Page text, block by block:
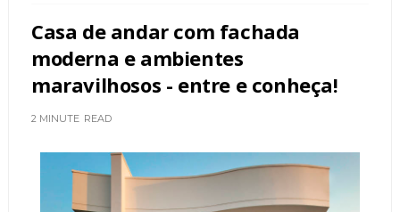
Casa de andar com fachada
moderna e ambientes
maravilhosos - entre e conheça!
2 MINUTE READ